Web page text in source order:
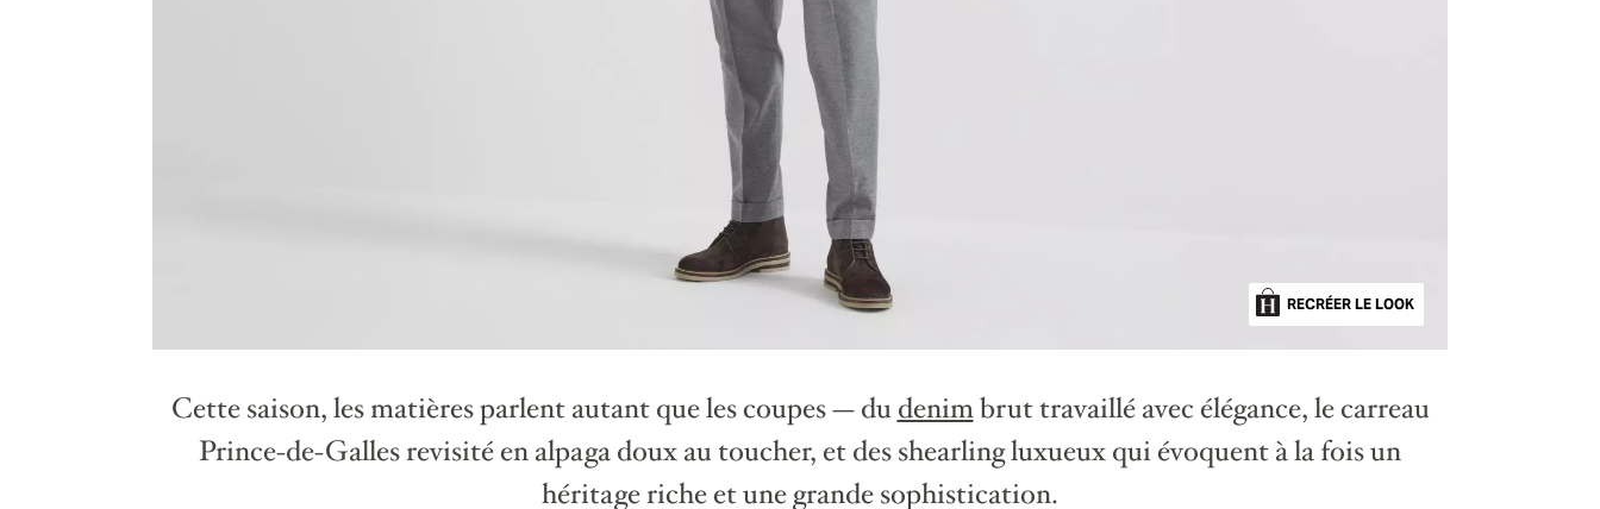
RECRÉER LE LOOK
Cette saison, les matières parlent autant que les coupes — dudenimbrut travaillé avec élégance, le carreau
Prince-de-Galles revisité en alpaga doux au toucher, et des shearling luxueux qui évoquent à la fois un
héritage riche et une grande sophistication.